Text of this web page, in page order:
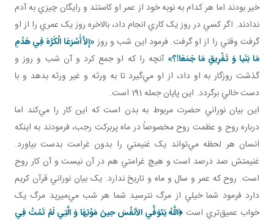
خير بودند اما هر کدام به نوبه خود از عمر او کاستند و رايگان چيزي به آدم
ندادند. اگر کسي در روز يک کاري انجام داد، بالاخره روز يک عمري را از او
گرفت وقتي را از او گرفت. فرمود اين شب و روز«إِلاَّ أَسْرَعَا الْکَرَّهَ فِي هَدْمِ
مَا بَنَيا وَ تَفْرِيقِ مَا جَمَعَا!؟» آنچه را که او جمع کرد و آن شب و روز و
گذشت روزگار به او داد، از او مي‌گيرد تا به ورثه و غير ورثه بدهد و با
دست خالي برگردد. اين پايان جمله 191 است.
اين بيان نوراني حضرت مربوط به بدن است که اين کار را مي‌کند اما
درباره روح و عظمت روح مخصوصاً در ماه پربرکت رجب، فرمودند به اينکه
انسان هر لحظه مي‌تواند يک غنيمتي را بدون غرامت بدست بياورد.
غنيمتش صد درصد است و هيچ غرامتي هم در آن نيست و آن کار روح
است. روح که عمر و سال و ماه و تاريخ ندارد. يک بيان نوراني قرآن کريم
دارد فرمود شما خيلي از مرگ نترسيد شما هر شب مي‌ميريد مرگ يک
خواب عميق‌تري است﴿اللَّهُ يَتَوَفَّي الأنفُسَ حِينَ مَوْتِهَا وَ الَّتِي لَمْ تَمُتْ فِي